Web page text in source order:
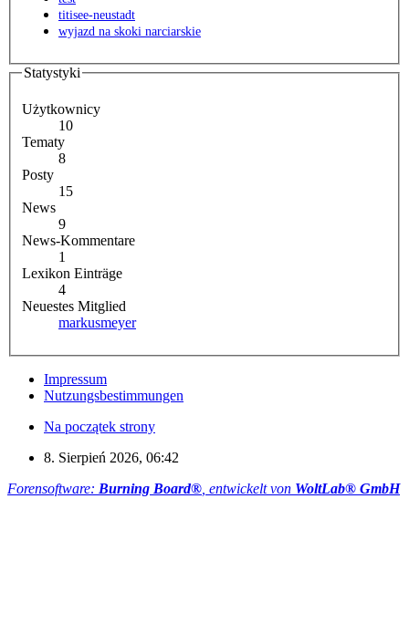
titisee-neustadt
wyjazd na skoki narciarskie
Statystyki
Użytkownicy
10
Tematy
8
Posty
15
News
9
News-Kommentare
1
Lexikon Einträge
4
Neuestes Mitglied
markusmeyer
Impressum
Nutzungsbestimmungen
Na początek strony
8. Sierpień 2026, 06:42
Forensoftware: Burning Board® , entwickelt von WoltLab® GmbH